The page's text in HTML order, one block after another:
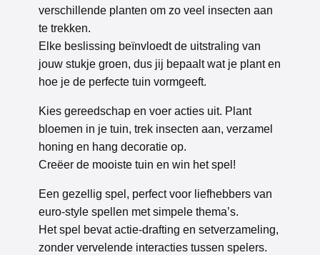
verschillende planten om zo veel insecten aan
te trekken.
Elke beslissing beïnvloedt de uitstraling van
jouw stukje groen, dus jij bepaalt wat je plant en
hoe je de perfecte tuin vormgeeft.
Kies gereedschap en voer acties uit. Plant
bloemen in je tuin, trek insecten aan, verzamel
honing en hang decoratie op.
Creëer de mooiste tuin en win het spel!
Een gezellig spel, perfect voor liefhebbers van
euro-style spellen met simpele thema’s.
Het spel bevatactie-drafting en setverzameling,
zonder vervelende interacties tussen spelers.